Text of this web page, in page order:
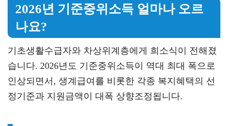
2026년 기준중위소득 얼마나 오르
나요?
기초생활수급자와 차상위계층에게 희소식이 전해졌
습니다. 2026년도 기준중위소득이 역대 최대 폭으로
인상되면서, 생계급여를 비롯한 각종 복지혜택의 선
정기준과 지원금액이 대폭 상향조정됩니다.